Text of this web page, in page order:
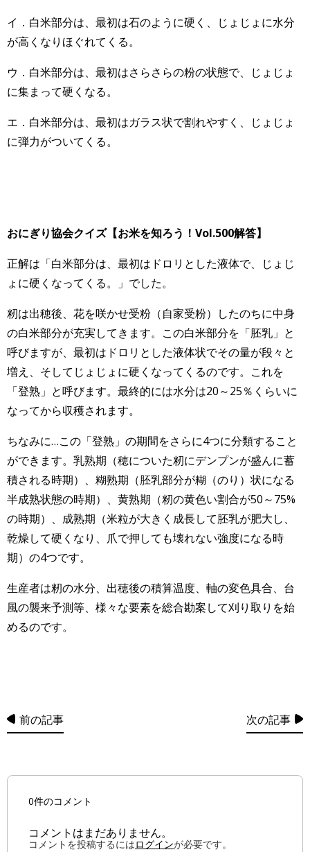
イ．白米部分は、最初は石のように硬く、じょじょに水分
が高くなりほぐれてくる。
ウ．白米部分は、最初はさらさらの粉の状態で、じょじょ
に集まって硬くなる。
エ．白米部分は、最初はガラス状で割れやすく、じょじょ
に弾力がついてくる。
おにぎり協会クイズ【お米を知ろう！Vol.500解答】
正解は「白米部分は、最初はドロリとした液体で、じょじ
ょに硬くなってくる。」でした。
籾は出穂後、花を咲かせ受粉（自家受粉）したのちに中身
の白米部分が充実してきます。この白米部分を「胚乳」と
呼びますが、最初はドロリとした液体状でその量が段々と
増え、そしてじょじょに硬くなってくるのです。これを
「登熟」と呼びます。最終的には水分は20～25％くらいに
なってから収穫されます。
ちなみに…この「登熟」の期間をさらに4つに分類すること
ができます。乳熟期（穂についた籾にデンプンが盛んに蓄
積される時期）、糊熟期（胚乳部分が糊（のり）状になる
半成熟状態の時期）、黄熟期（籾の黄色い割合が50～75%
の時期）、成熟期（米粒が大きく成長して胚乳が肥大し、
乾燥して硬くなり、爪で押しても壊れない強度になる時
期）の4つです。
生産者は籾の水分、出穂後の積算温度、軸の変色具合、台
風の襲来予測等、様々な要素を総合勘案して刈り取りを始
めるのです。
前の記事 次の記事
0件のコメント
コメントはまだありません。
コメントを投稿するにはログインが必要です。